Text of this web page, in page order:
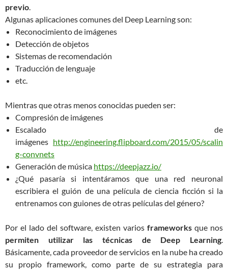
previo.
Algunas aplicaciones comunes del Deep Learning son:
Reconocimiento de imágenes
Detección de objetos
Sistemas de recomendación
Traducción de lenguaje
etc.
Mientras que otras menos conocidas pueden ser:
Compresión de imágenes
Escalado de
imágenes http://engineering.flipboard.com/2015/05/scalin
g-convnets
Generación de música https://deepjazz.io/
¿Qué pasaría si intentáramos que una red neuronal
escribiera el guión de una película de ciencia ficción si la
entrenamos con guiones de otras películas del género?
Por el lado del software, existen varios frameworks que nos
permiten utilizar las técnicas de Deep Learning.
Básicamente, cada proveedor de servicios en la nube ha creado
su propio framework, como parte de su estrategia para